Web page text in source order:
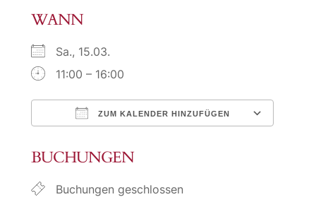
WANN
Sa., 15.03.
11:00 – 16:00
ZUM KALENDER HINZUFÜGEN
BUCHUNGEN
Buchungen geschlossen